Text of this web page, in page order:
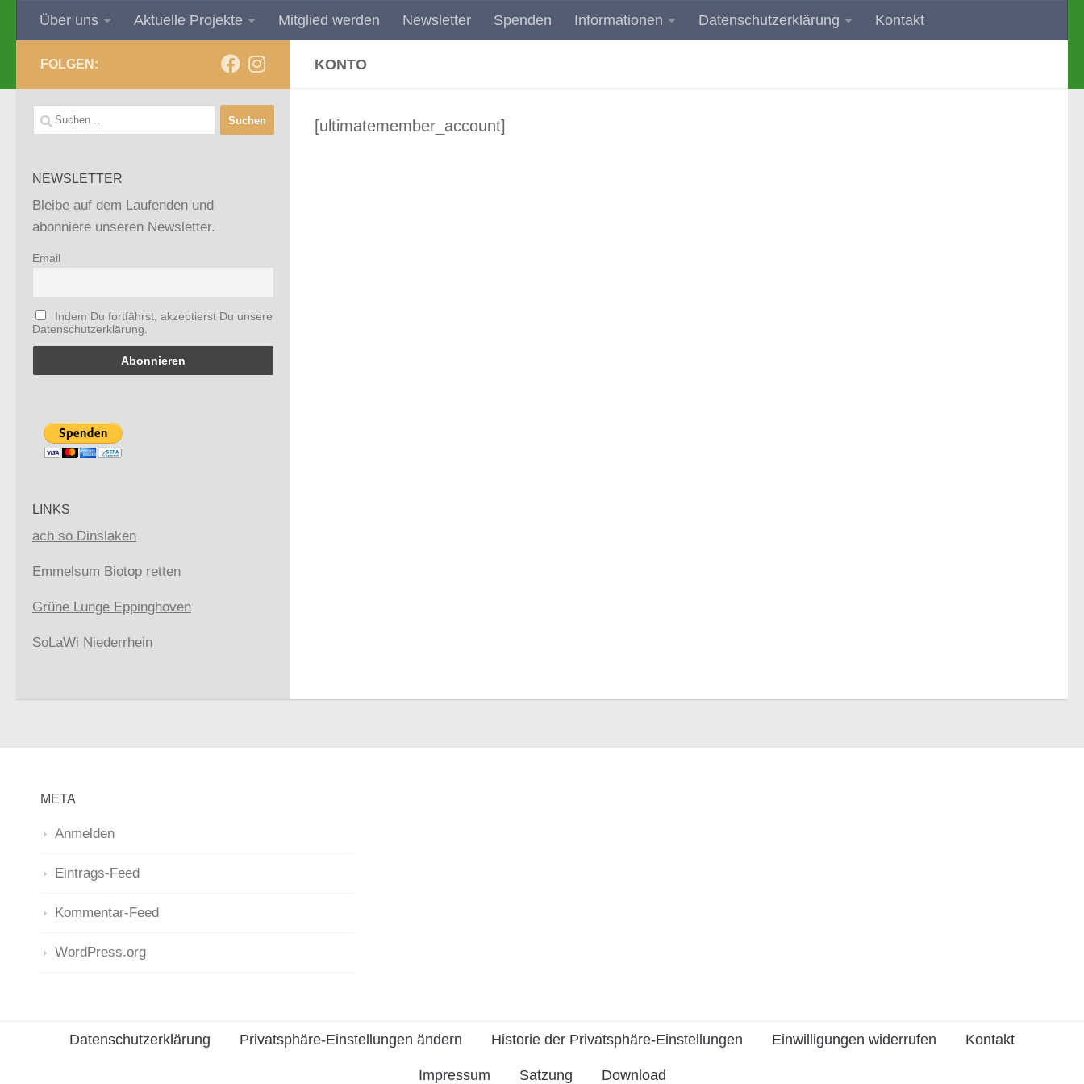
Zum Inhalt springen
Über uns Aktuelle Projekte Mitglied werden Newsletter Spenden Informationen Datenschutzerklärung Kontakt
KONTO
[ultimatemember_account]
FOLGEN:
Suchen
nach:
NEWSLETTER
Bleibe auf dem Laufenden und
abonniere unseren Newsletter.
Email
Indem Du fortfährst, akzeptierst Du unsere
Datenschutzerklärung.
LINKS
ach so Dinslaken
Emmelsum Biotop retten
Grüne Lunge Eppinghoven
SoLaWi Niederrhein
META
Anmelden
Eintrags-Feed
Kommentar-Feed
WordPress.org
Datenschutzerklärung Privatsphäre-Einstellungen ändern Historie der Privatsphäre-Einstellungen Einwilligungen widerrufen Kontakt
Impressum Satzung Download